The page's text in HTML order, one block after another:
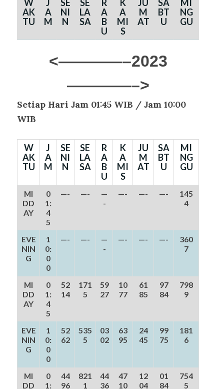
W
AK
TU
J
A
M
SE
NI
N
SE
LA
SA
R
A
B
U
K
A
MI
S
JU
M
AT
SA
BT
U
MI
NG
GU
<————–2023
————–>
Setiap Hari Jam 01:45 WIB / Jam 10:00
WIB
W
AK
TU
J
A
M
SE
NI
N
SE
LA
SA
R
A
B
U
K
A
MI
S
JU
M
AT
SA
BT
U
MI
NG
GU
MI
DD
AY
0
1:
4
5
—- —-
—
-
—- —- —-
145
4
EVE
NIN
G
1
0:
0
0
—- —-
—
-
—- —- —-
360
7
MI
DD
AY
0
1:
4
5
52
14
171
5
59
27
10
77
61
85
97
84
798
9
EVE
NIN
G
1
0:
0
0
52
62
535
5
03
02
63
95
24
45
99
75
181
6
MI
DD
0
1:
44
96
821
1
44
36
47
10
12
04
01
84
754
5